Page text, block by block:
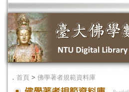
． 首頁 > 佛學著者規範資料庫